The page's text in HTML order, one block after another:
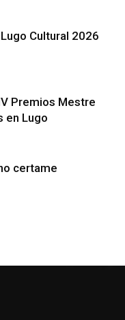
Cultural 2026
Premios Mestre
en Lugo
certame